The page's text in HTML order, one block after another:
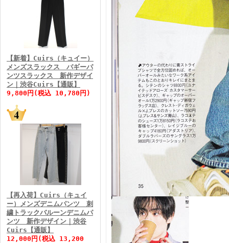
FINEBOYS2026年3月号
FINEBOYS2026年2月号
FINEBOYS2026年1月号
【新着】Cuirs（キュイー）
メンズスラックス バギーパ
ンツスラックス 新作デザイ
ン｜渋谷Cuirs【通販】
9,800円(税込 10,780円)
【再入荷】Cuirs（キュイ
ー）メンズデニムパンツ 刺
繍トラックバルーンデニムパ
ンツ 新作デザイン｜渋谷
Cuirs【通販】
12,000円(税込 13,200